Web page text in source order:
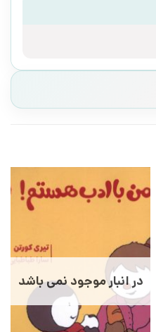
در انبار موجود نمی باشد